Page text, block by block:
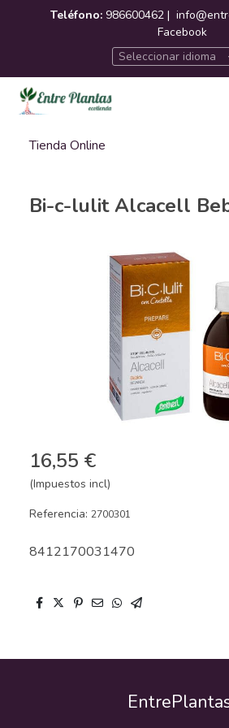
Teléfono: 986600462 |
Facebook
Seleccionar idioma
Tienda Online
Bi-c-lulit Alcacell
16,55 €
(Impuestos incl)
Referencia: 2700301
8412170031470